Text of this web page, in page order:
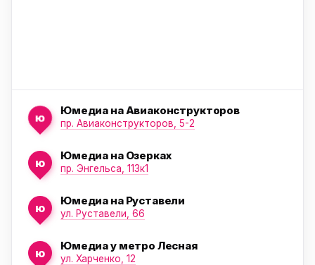
ю
Юмедиа на Авиаконструкторов
пр. Авиаконструкторов, 5-2
ю
Юмедиа на Озерках
пр. Энгельса, 113к1
ю
Юмедиа на Руставели
ул. Руставели, 66
ю
Юмедиа у метро Лесная
ул. Харченко, 12